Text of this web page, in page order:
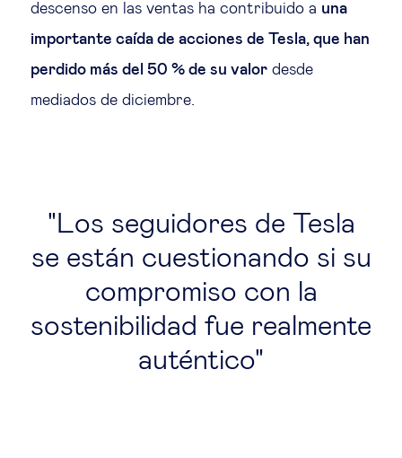
descenso en las ventas ha contribuido a una
importante caída de acciones de Tesla, que han
perdido más del 50 % de su valor desde
mediados de diciembre.
Los seguidores de Tesla
se están cuestionando si su
compromiso con la
sostenibilidad fue realmente
auténtico